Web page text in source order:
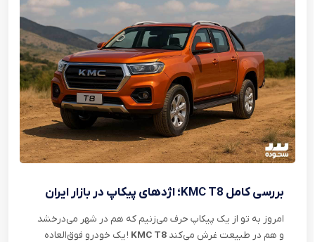
بررسی کامل KMC T8؛ اژدهای پیکاپ در بازار ایران
امروز به تو از یک پیکاپ حرف می‌زنیم که هم در شهر می‌درخشد
و هم در طبیعت غرش می‌کند
! KMC T8 یک خودرو فوق‌العاده